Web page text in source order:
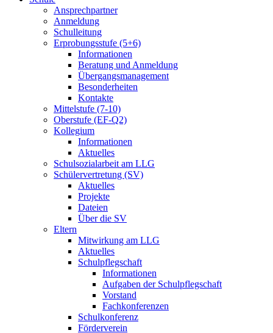
Ansprechpartner
Anmeldung
Schulleitung
Erprobungsstufe (5+6)
Informationen
Beratung und Anmeldung
Übergangsmanagement
Besonderheiten
Kontakte
Mittelstufe (7-10)
Oberstufe (EF-Q2)
Kollegium
Informationen
Aktuelles
Schulsozialarbeit am LLG
Schülervertretung (SV)
Aktuelles
Projekte
Dateien
Über die SV
Eltern
Mitwirkung am LLG
Aktuelles
Schulpflegschaft
Informationen
Aufgaben der Schulpflegschaft
Vorstand
Fachkonferenzen
Schulkonferenz
Förderverein